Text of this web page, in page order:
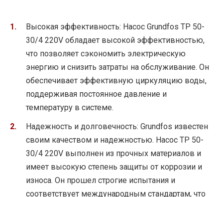
Высокая эффективность: Насос Grundfos TP 50-
30/4 220V обладает высокой эффективностью,
что позволяет сэкономить электрическую
энергию и снизить затраты на обслуживание. Он
обеспечивает эффективную циркуляцию воды,
поддерживая постоянное давление и
температуру в системе.
Надежность и долговечность: Grundfos известен
своим качеством и надежностью. Насос TP 50-
30/4 220V выполнен из прочных материалов и
имеет высокую степень защиты от коррозии и
износа. Он прошел строгие испытания и
соответствует международным стандартам, что